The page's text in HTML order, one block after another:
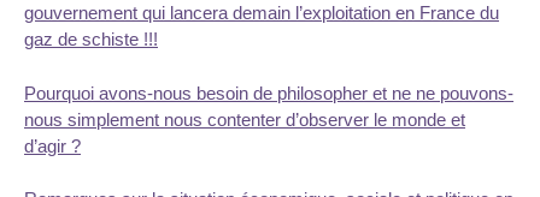
gouvernement qui lancera demain l’exploitation en France du
gaz de schiste !!!
Pourquoi avons-nous besoin de philosopher et ne ne pouvons-
nous simplement nous contenter d’observer le monde et
d’agir ?